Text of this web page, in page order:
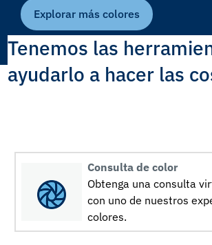
Explorar más colores
Tenemos las
ayudarlo a hacer las
Consulta de color
Obtenga una consulta
con uno de nuestros
colores.